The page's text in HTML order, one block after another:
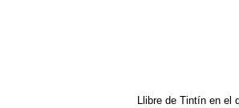
Llibre de Tintín en el